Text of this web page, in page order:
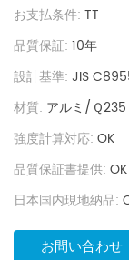
お支払条件: TT
品質保証: 10年
設計基準: JIS
材質: アルミ/Ｑ235
強度計算対応: OK
品質保証書提供: OK
日本国内現地納品:
お問い合わせ